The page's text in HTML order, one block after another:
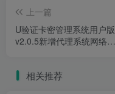
上一篇
U验证卡密管理系统用户版
v2.0.5新增代理系统网络验
相关推荐